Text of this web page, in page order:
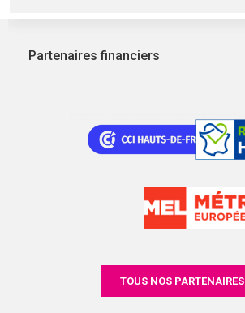
Partenaires financiers
TOUS NOS PARTENAIRES